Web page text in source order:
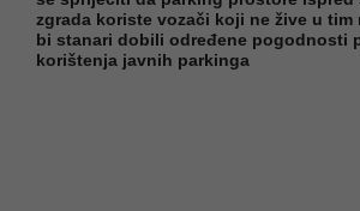
zgrada koriste vozači koji ne žive u tim
bi stanari dobili određene pogodnosti
korištenja javnih parkinga